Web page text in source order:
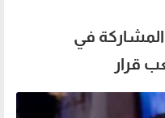
في
قرار